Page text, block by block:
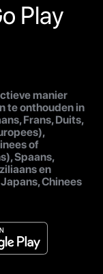
Play
manier
te onthouden in
Frans, Duits,
of
Spaans,
en
Chinees